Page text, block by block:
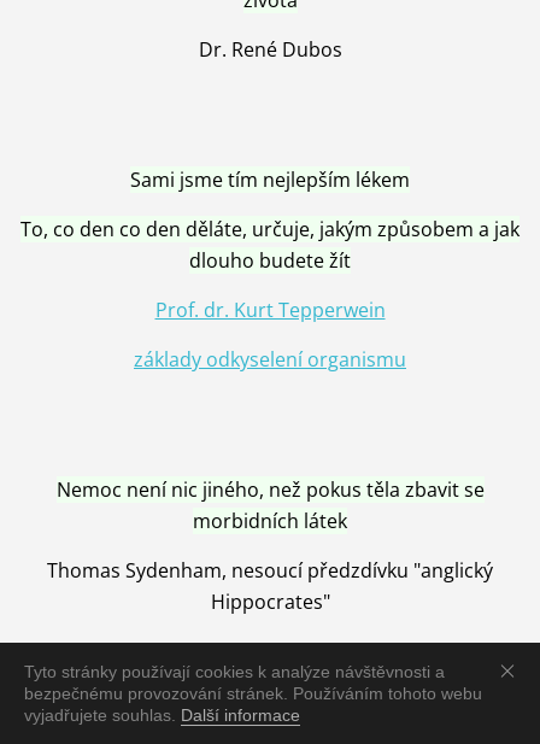
Tyto stránky používají cookies k analýze návštěvnosti a
bezpečnému provozování stránek. Používáním tohoto webu
vyjadřujete souhlas. Další informace
Dr. René Dubos
Sami jsme tím nejlepším lékem
To, co den co den děláte, určuje, jakým způsobem a jak
dlouho budete žít
Prof. dr. Kurt Tepperwein
základy odkyselení organismu
Nemoc není nic jiného, než pokus těla zbavit se
morbidních látek
Thomas Sydenham, nesoucí předzdívku "anglický
Hippocrates"
Nemoc je vyléčena jen pomocí Přírody, neutralizací a